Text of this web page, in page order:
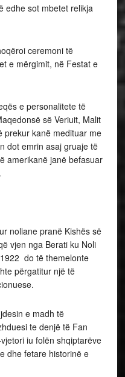
edhe sot mbetet relikja
ceremoni të
e mërgimit, në Festat e
e personalitete të
së Veriuit, Malit
prekur kanë medituar me
dot emrin asaj gruaje të
amerikanë janë befasuar
noliane pranë Kishës së
vjen nga Berati ku Noli
do të themelonte
përgatitur një të
e madh të
te denjë të Fan
iu folën shqiptarëve
dhe fetare historinë e